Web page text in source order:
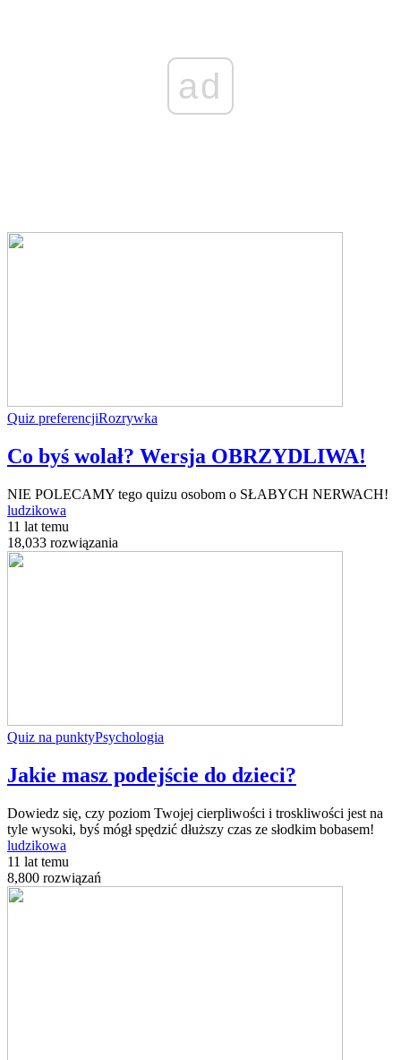
ad
Quiz preferencjiRozrywka
Co byś wolał? Wersja OBRZYDLIWA!
NIE POLECAMY tego quizu osobom o SŁABYCH NERWACH!
ludzikowa
11 lat temu
18,033 rozwiązania
Quiz na punktyPsychologia
Jakie masz podejście do dzieci?
Dowiedz się, czy poziom Twojej cierpliwości i troskliwości jest na
tyle wysoki, byś mógł spędzić dłuższy czas ze słodkim bobasem!
ludzikowa
11 lat temu
8,800 rozwiązań